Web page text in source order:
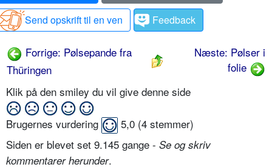
Send opskrift til en ven
Feedback
Forrige: Pølsepande fra
Thüringen
Næste: Pølser i
folie
Klik på den smiley du vil give denne side
Brugernes vurdering 5,0 (4 stemmer)
Siden er blevet set 9.145 gange - Se og skriv
kommentarer herunder.